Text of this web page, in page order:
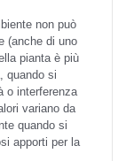
non può
(anche di uno
pianta è più
quando si
o interferenza
variano da
quando si
apporti per la